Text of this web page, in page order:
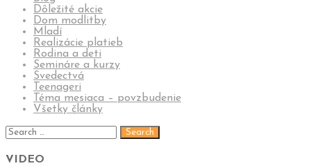
Dôležité akcie
Dom modlitby
Mladí
Realizácie platieb
Rodina a deti
Semináre a kurzy
Svedectvá
Teenageri
Téma mesiaca – povzbudenie
Všetky články
VIDEO